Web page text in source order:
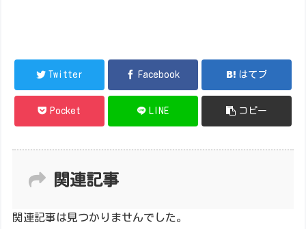
Twitter Facebook はてブ
Pocket LINE コピー
関連記事
関連記事は見つかりませんでした。